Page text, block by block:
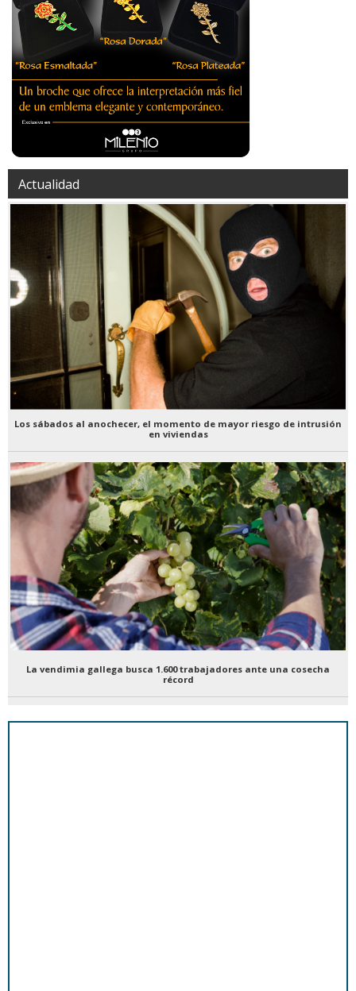
Actualidad
Los sábados al anochecer, el momento de mayor riesgo de intrusión
en viviendas
La vendimia gallega busca 1.600 trabajadores ante una cosecha
récord